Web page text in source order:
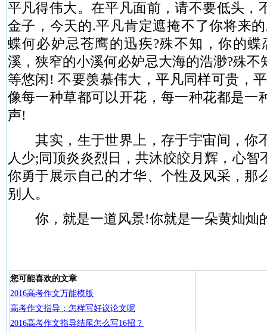
平凡得伟大。在平凡面前，请不要低头，
金子，今天的.平凡肯定遮掩不了你将来
蝶何必妒忌苍鹰的迅疾?殊不知，你的
溪，狭窄的小溪何必妒忌大海的浩渺?殊
等悠闲! 不要羡慕伟大，平凡同样可贵，
像每一种草都可以开花，每一种花都是一
声!
其实，生于世界上，存于宇宙间，你
人少;同顶炎炎烈日，共沐皎皎月辉，心智
你勇于展示自己的才华、个性及风采，那
别人。
你，就是一道风景!你就是一朵黄灿灿
您可能喜欢的文章
2016高考作文万能模版
高考作文指导：怎样写好议论文呢
2016高考作文指导结尾怎么写16招？